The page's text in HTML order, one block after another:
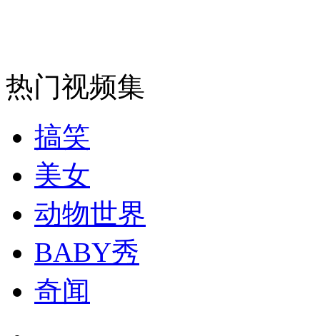
纽约上演“枕头大战”
司机酒驾遇交警 急速倒车逃窜
热门视频集
搞笑
美女
动物世界
BABY秀
奇闻